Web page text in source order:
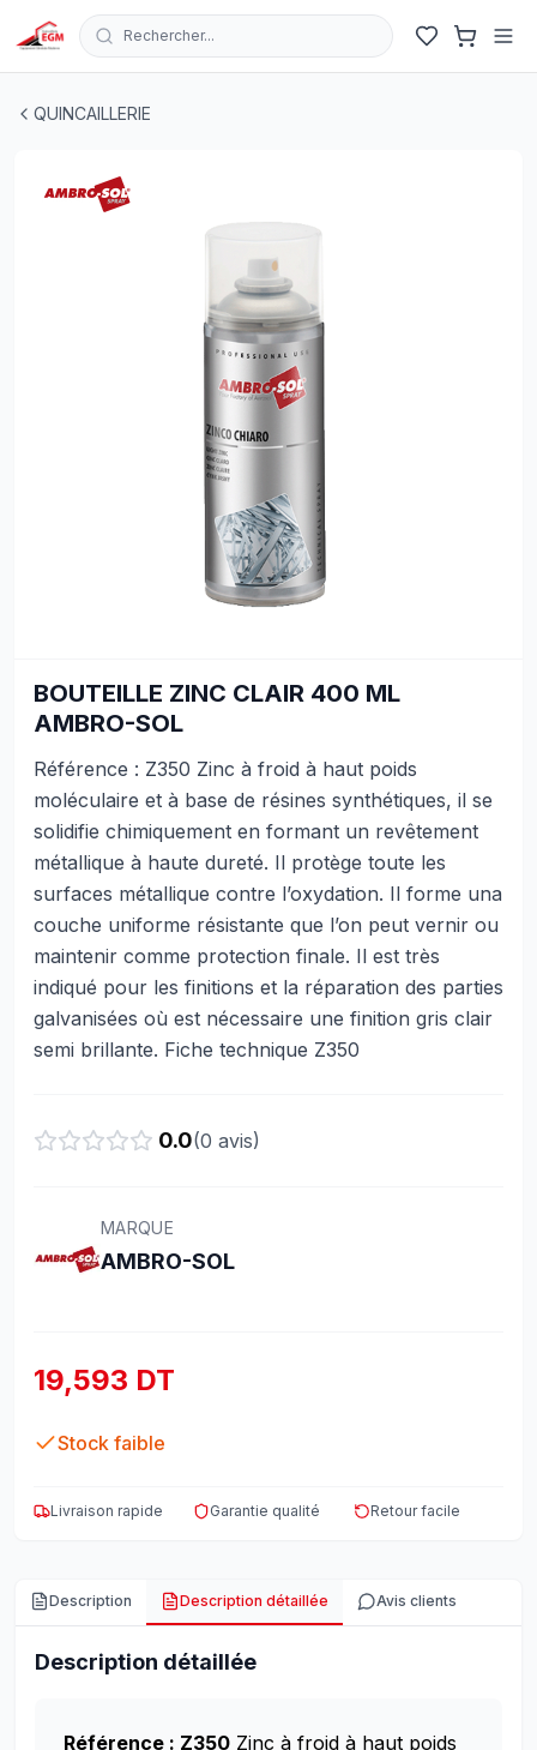
Rechercher...
QUINCAILLERIE
BOUTEILLE ZINC CLAIR 400 ML
AMBRO-SOL
Référence : Z350 Zinc à froid à haut poids
moléculaire et à base de résines synthétiques, il se
solidifie chimiquement en formant un revêtement
métallique à haute dureté. Il protège toute les
surfaces métallique contre l’oxydation. Il forme una
couche uniforme résistante que l’on peut vernir ou
maintenir comme protection finale. Il est très
indiqué pour les finitions et la réparation des parties
galvanisées où est nécessaire une finition gris clair
semi brillante. Fiche technique Z350
0.0(0 avis)
MARQUE
AMBRO-SOL
19,593 DT
Stock faible
Livraison rapide Garantie qualité Retour facile
Description Description détaillée Avis clients
Description détaillée
Référence : Z350 Zinc à froid à haut poids